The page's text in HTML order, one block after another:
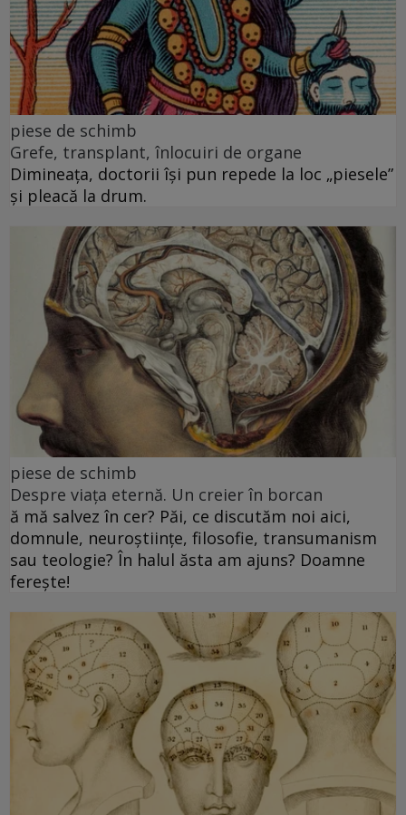
piese de schimb
Grefe, transplant, înlocuiri de organe
Dimineața, doctorii își pun repede la loc „piesele”
și pleacă la drum.
piese de schimb
Despre viața eternă. Un creier în borcan
ă mă salvez în cer? Păi, ce discutăm noi aici,
domnule, neuroștiințe, filosofie, transumanism
sau teologie? În halul ăsta am ajuns? Doamne
ferește!